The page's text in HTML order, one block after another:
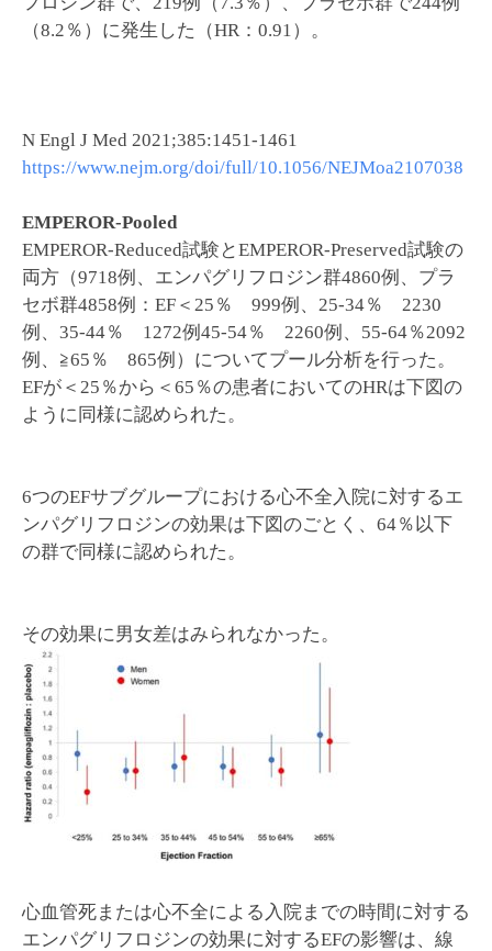
（8.2％）に発生した（HR：0.91）。
N Engl J Med 2021;385:1451-1461
https://www.nejm.org/doi/full/10.1056/NEJMoa2107038
EMPEROR-Pooled
EMPEROR-Reduced試験とEMPEROR-Preserved試験の
両方（9718例、エンパグリフロジン群4860例、プラ
セボ群4858例：EF＜25％ 999例、25-34％ 2230
例、35-44％ 1272例45-54％ 2260例、55-64％2092
例、≧65％ 865例）についてプール分析を行った。
EFが＜25％から＜65％の患者においてのHRは下図の
ように同様に認められた。
6つのEFサブグループにおける心不全入院に対するエ
ンパグリフロジンの効果は下図のごとく、64％以下
の群で同様に認められた。
その効果に男女差はみられなかった。
心血管死または心不全による入院までの時間に対する
エンパグリフロジンの効果に対するEFの影響は、線